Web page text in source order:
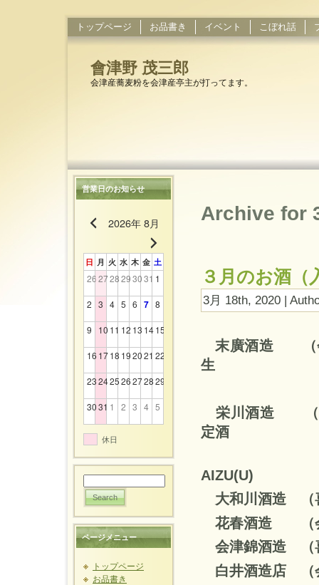
トップページ お品書き イベント こぼれ話
會津野 茂三郎
会津産蕎麦粉を会津産亭主が打ってます。
営業日のお知らせ
2026年 8月
日 月 火 水 木 金 土
262728293031 1
2 3 4 5 6 7 8
9 10 11 12 13 1415
16 1718 192021 22
23242526272829
3031 1 2 3 4 5
休日
ページメニュー
トップページ
お品書き
Archive for
３月のお酒（
3月 18th, 2020 |
末廣酒造 （
生
栄川酒造 （
定酒
AIZU(U)
大和川酒
花春酒造 （
会津錦酒造
白井酒造店